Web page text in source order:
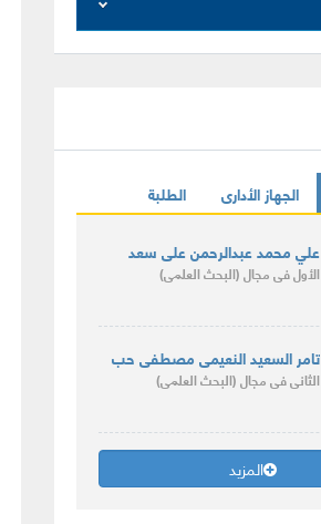
الجهاز الأدارى الطلبة
علي محمد عبدالرحمن على سعد
الأولفى مجال(البحث العلمى)
تامر السعيد النعيمى مصطفى حب
الثانىفى مجال(البحث العلمى)
المزيد